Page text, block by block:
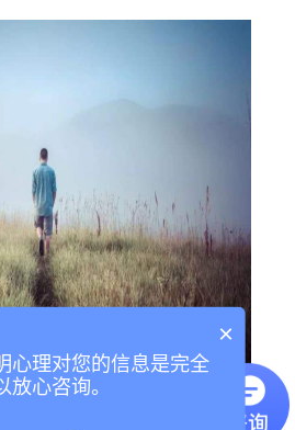
×
心理对您的信息是完全
放心咨询。